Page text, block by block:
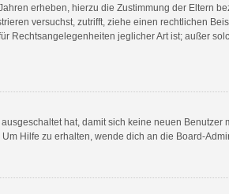
erheben, hierzu die Zustimmung der Eltern
versuchst, zutrifft, ziehe einen rechtlichen
Rechtsangelegenheiten jeglicher Art ist; außer
hat, damit sich keine neuen
Hilfe zu erhalten, wende dich an die Board-